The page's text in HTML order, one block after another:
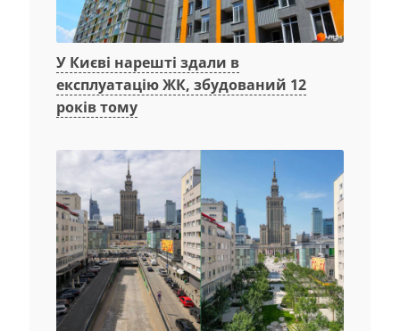
У Києві нарешті здали в
експлуатацію ЖК, збудований 12
років тому